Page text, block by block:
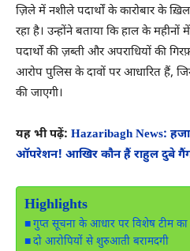
ज़िले में नशीले पदार्थों के कारोबार के
रहा है। उन्होंने बताया कि हाल के
पदार्थों की ज़ब्ती और अपराधियों की
आरोप पुलिस के दावों पर आधारित हैं,
की जाएगी।
यह भी पढ़ें: Hazaribagh News:
ऑपरेशन! आखिर कौन हैं राहुल दुबे गैंग
Highlights
गुप्त सूचना के आधार पर विशेष टीम
दो आरोपियों से शुरुआती बरामदगी